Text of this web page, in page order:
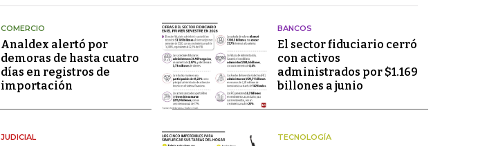
COMERCIO
Analdex alertó por
demoras de hasta cuatro
días en registros de
importación
BANCOS
El sector fiduciario cerró
con activos
administrados por $1.169
billones a junio
JUDICIAL TECNOLOGÍA